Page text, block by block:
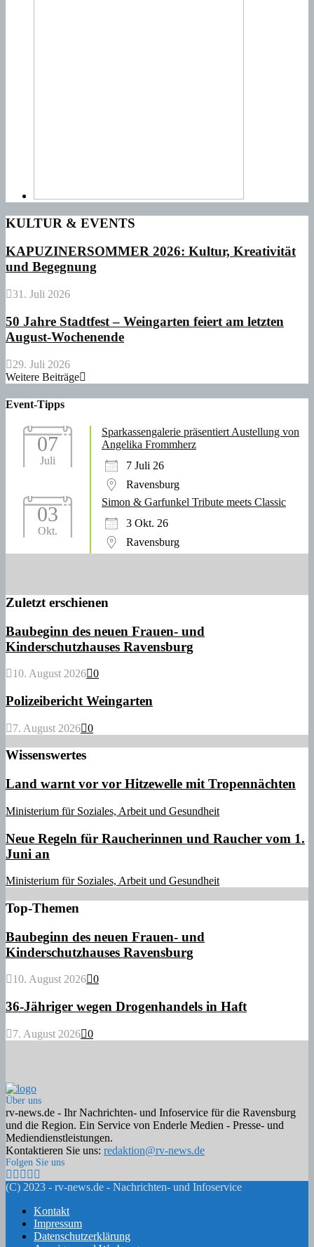
KULTUR & EVENTS
KAPUZINERSOMMER 2026: Kultur, Kreativität
und Begegnung
31. Juli 2026
50 Jahre Stadtfest – Weingarten feiert am letzten
August-Wochenende
29. Juli 2026
Weitere Beiträge
Event-Tipps
07
Juli
Sparkassengalerie präsentiert Austellung von
Angelika Frommherz
7 Juli 26
Ravensburg
03
Okt.
Simon & Garfunkel Tribute meets Classic
3 Okt. 26
Ravensburg
Zuletzt erschienen
Baubeginn des neuen Frauen- und
Kinderschutzhauses Ravensburg
10. August 2026 0
Polizeibericht Weingarten
7. August 2026 0
Wissenswertes
Land warnt vor vor Hitzewelle mit Tropennächten
Ministerium für Soziales, Arbeit und Gesundheit
Neue Regeln für Raucherinnen und Raucher vom 1.
Juni an
Ministerium für Soziales, Arbeit und Gesundheit
Top-Themen
Baubeginn des neuen Frauen- und
Kinderschutzhauses Ravensburg
10. August 2026 0
36-Jähriger wegen Drogenhandels in Haft
7. August 2026 0
Über uns
rv-news.de - Ihr Nachrichten- und Infoservice für die Ravensburg
und die Region. Ein Service von Enderle Medien - Presse- und
Mediendienstleistungen.
Kontaktieren Sie uns: redaktion@rv-news.de
Folgen Sie uns
Facebook
Twitter
Instagram
Email
(C) 2023 - rv-news.de - Nachrichten- und Infoservice
Kontakt
Impressum
Datenschutzerklärung